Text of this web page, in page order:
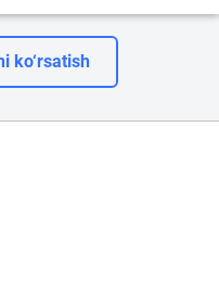
ko‘rsatish